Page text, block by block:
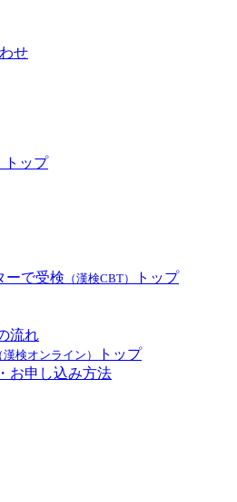
せ
トップ
ーで受検 （漢検CBT）
トップ
流れ
漢検オンライン）
トップ
お申し込み方法